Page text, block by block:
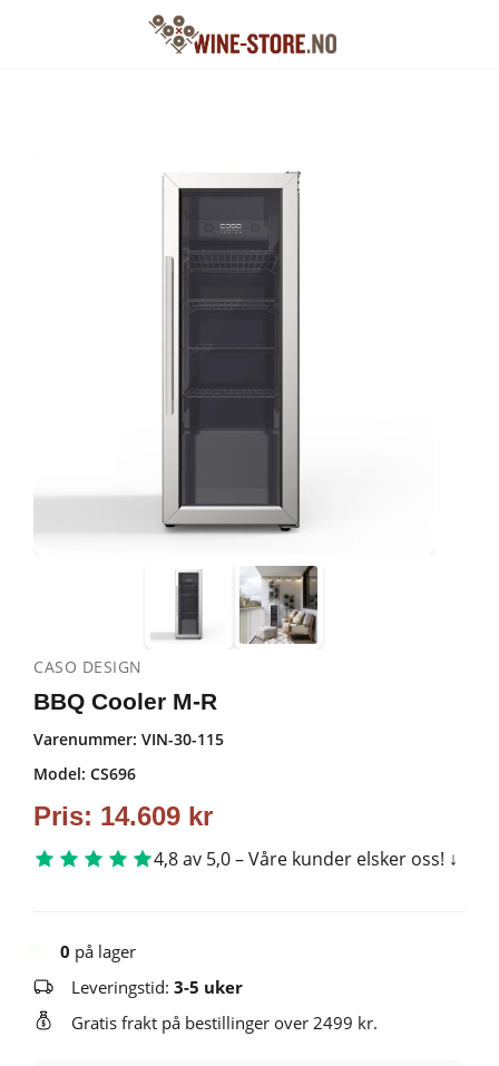
CASO DESIGN
BBQ Cooler M-R
Varenummer: VIN-30-115
Model: CS696
Pris: 14.609 kr
4,8 av 5,0 – Våre kunder elsker oss!
0 på lager
Leveringstid: 3-5 uker
Gratis frakt på bestillinger over 2499 kr.